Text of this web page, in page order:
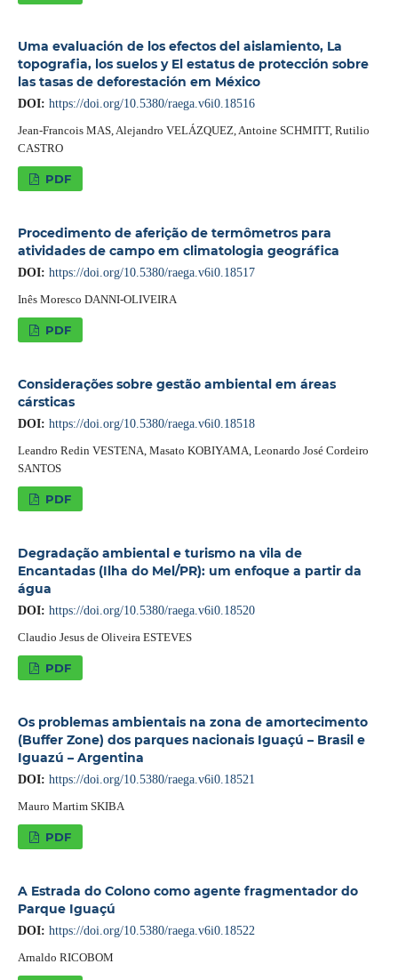
Uma evaluación de los efectos del aislamiento, La
topografia, los suelos y El estatus de protección sobre
las tasas de deforestación em México
DOI: https://doi.org/10.5380/raega.v6i0.18516
Jean-Francois MAS, Alejandro VELÁZQUEZ, Antoine SCHMITT, Rutilio
CASTRO
PDF
Procedimento de aferição de termômetros para
atividades de campo em climatologia geográfica
DOI: https://doi.org/10.5380/raega.v6i0.18517
Inês Moresco DANNI-OLIVEIRA
PDF
Considerações sobre gestão ambiental em áreas
cársticas
DOI: https://doi.org/10.5380/raega.v6i0.18518
Leandro Redin VESTENA, Masato KOBIYAMA, Leonardo José Cordeiro
SANTOS
PDF
Degradação ambiental e turismo na vila de
Encantadas (Ilha do Mel/PR): um enfoque a partir da
água
DOI: https://doi.org/10.5380/raega.v6i0.18520
Claudio Jesus de Oliveira ESTEVES
PDF
Os problemas ambientais na zona de amortecimento
(Buffer Zone) dos parques nacionais Iguaçú – Brasil e
Iguazú – Argentina
DOI: https://doi.org/10.5380/raega.v6i0.18521
Mauro Martim SKIBA
PDF
A Estrada do Colono como agente fragmentador do
Parque Iguaçú
DOI: https://doi.org/10.5380/raega.v6i0.18522
Arnaldo RICOBOM